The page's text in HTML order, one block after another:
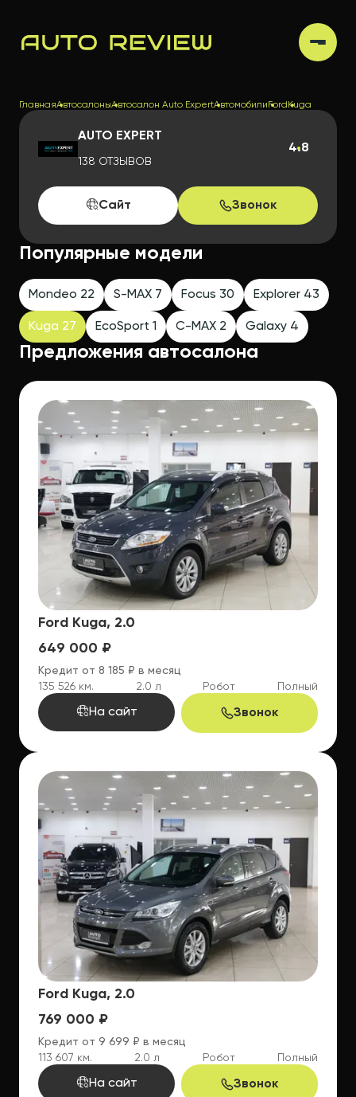
ГлавнаяАвтосалоныАвтосалон Auto ExpertАвтомобили Ford Kuga
AUTO EXPERT
138 ОТЗЫВОВ
4.8
Сайт Звонок
Популярные модели
Mondeo 22 S-MAX 7 Focus 30 Explorer 43
Kuga 27 EcoSport 1 C-MAX 2 Galaxy 4
Предложения автосалона
Ford Kuga, 2.0
649 000 ₽
Кредит от 8 185 ₽ в месяц
135 526 км.
2.0 л Робот Полный
На сайт Звонок
Ford Kuga, 2.0
769 000 ₽
Кредит от 9 699 ₽ в месяц
113 607 км.
2.0 л Робот Полный
На сайт Звонок